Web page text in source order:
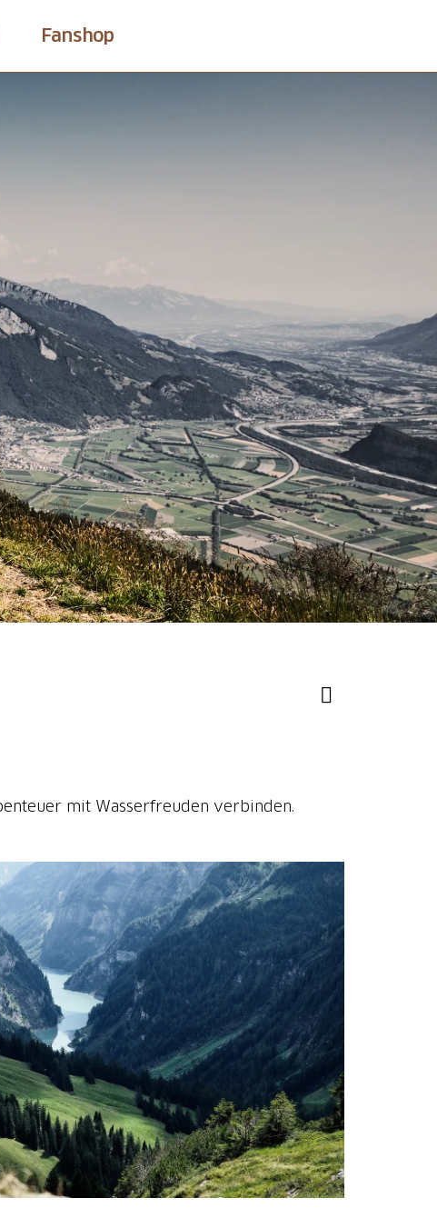
Fanshop
mit Wasserfreuden verbinden.